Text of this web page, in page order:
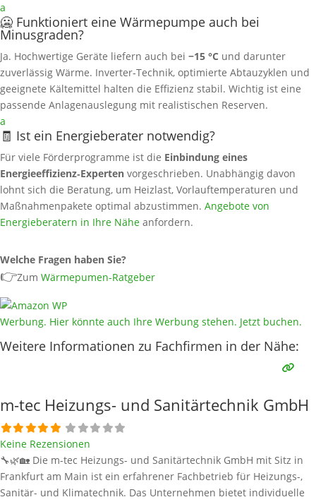
a
🥶 Funktioniert eine Wärmepumpe auch bei
Minusgraden?
Ja. Hochwertige Geräte liefern auch bei −15 °C und darunter
zuverlässig Wärme. Inverter‑Technik, optimierte Abtauzyklen und
geeignete Kältemittel halten die Effizienz stabil. Wichtig ist eine
passende Anlagenauslegung mit realistischen Reserven.
a
🧾 Ist ein Energieberater notwendig?
Für viele Förderprogramme ist die Einbindung eines
Energieeffizienz‑Experten vorgeschrieben. Unabhängig davon
lohnt sich die Beratung, um Heizlast, Vorlauftemperaturen und
Maßnahmenpakete optimal abzustimmen. Angebote von
Energieberatern in Ihre Nähe anfordern.
Welche Fragen haben Sie?
👉Zum Wärmepumen-Ratgeber
Werbung. Hier könnte auch Ihre Werbung stehen. Jetzt buchen.
Weitere Informationen zu Fachfirmen in der Nähe:
m-tec Heizungs- und Sanitärtechnik GmbH
Keine Rezensionen
🔧🌿🏡 Die m-tec Heizungs- und Sanitärtechnik GmbH mit Sitz in
Frankfurt am Main ist ein erfahrener Fachbetrieb für Heizungs-,
Sanitär- und Klimatechnik. Das Unternehmen bietet individuelle